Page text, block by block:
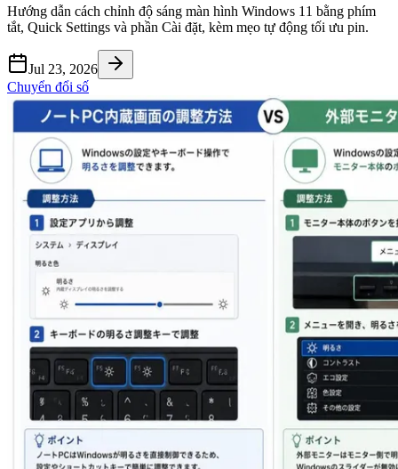
Hướng dẫn cách chỉnh độ sáng màn hình Windows 11 bằng phím
tắt, Quick Settings và phần Cài đặt, kèm mẹo tự động tối ưu pin.
Jul 23, 2026
Chuyển đổi số